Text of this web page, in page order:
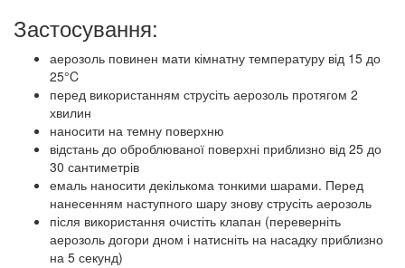
Застосування:
аерозоль повинен мати кімнатну температуру від 15 до
25°C
перед використанням струсіть аерозоль протягом 2
хвилин
наносити на темну поверхню
відстань до оброблюваної поверхні приблизно від 25 до
30 сантиметрів
емаль наносити декількома тонкими шарами. Перед
нанесенням наступного шару знову струсіть аерозоль
після використання очистіть клапан (переверніть
аерозоль догори дном і натисніть на насадку приблизно
на 5 секунд)